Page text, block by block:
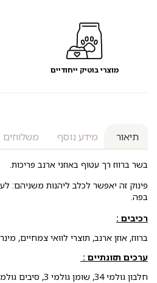
תיאור מידע נוסף משלוחים
בשר ברווז רך עטוף באוזני ארנב פריכות.
פינוק זה יאפשר לכלב ליהנות משניהם:
בפה.
רכיבים :
ברווז, אוזן ארנב, תוצרי לוואי צמחיים,
ערכים תזונתיים :
מוצרי בוטיק ייחודיים